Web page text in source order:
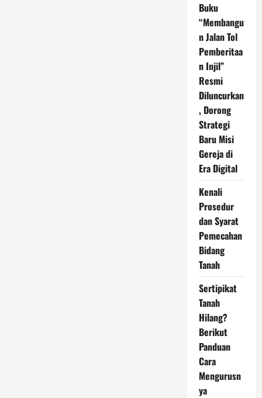
Buku
“Membangu
n Jalan Tol
Pemberitaa
n Injil”
Resmi
Diluncurkan
, Dorong
Strategi
Baru Misi
Gereja di
Era Digital
Kenali
Prosedur
dan Syarat
Pemecahan
Bidang
Tanah
Sertipikat
Tanah
Hilang?
Berikut
Panduan
Cara
Mengurusn
ya